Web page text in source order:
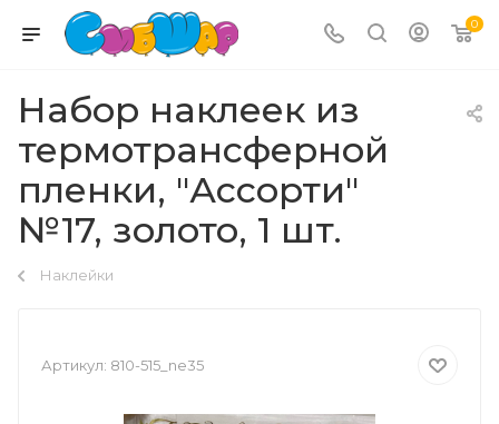
0
Набор наклеек из
термотрансферной
пленки, "Ассорти"
№17, золото, 1 шт.
Наклейки
Артикул: 810-515_ne35